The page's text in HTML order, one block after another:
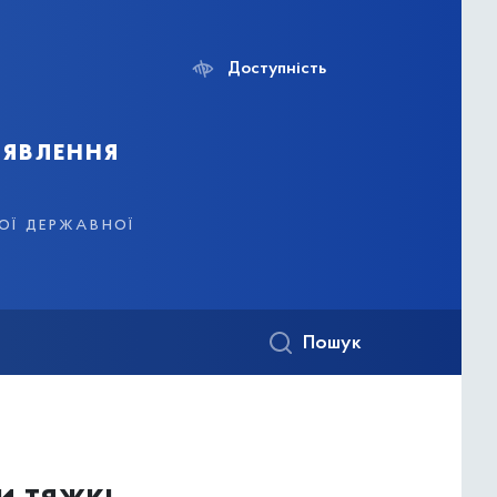
державної
Доступність
Пошук